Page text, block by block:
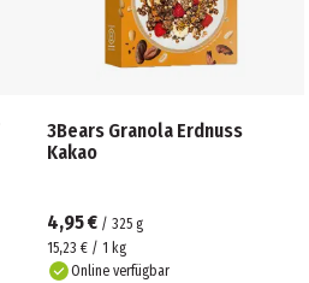
3Bears Granola Erdnuss
Kakao
4,95 € / 325 g
15,23 € / 1 kg
Online verfügbar